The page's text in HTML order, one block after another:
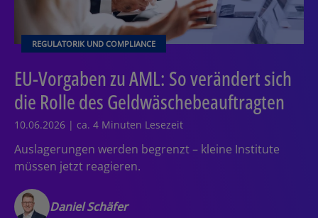
REGULATORIK UND COMPLIANCE
EU-Vorgaben zu AML: So verändert sich
die Rolle des Geldwäschebeauftragten
10.06.2026 | ca. 4 Minuten Lesezeit
Auslagerungen werden begrenzt – kleine Institute
müssen jetzt reagieren.
Daniel Schäfer